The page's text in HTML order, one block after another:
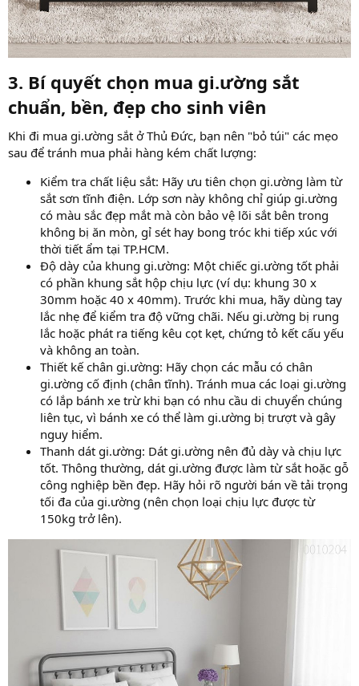
3. Bí quyết chọn mua gi.ường sắt
chuẩn, bền, đẹp cho sinh viên
Khi đi mua gi.ường sắt ở Thủ Đức, bạn nên "bỏ túi" các mẹo
sau để tránh mua phải hàng kém chất lượng:
Kiểm tra chất liệu sắt: Hãy ưu tiên chọn gi.ường làm từ
sắt sơn tĩnh điện. Lớp sơn này không chỉ giúp gi.ường
có màu sắc đẹp mắt mà còn bảo vệ lõi sắt bên trong
không bị ăn mòn, gỉ sét hay bong tróc khi tiếp xúc với
thời tiết ẩm tại TP.HCM.
Độ dày của khung gi.ường: Một chiếc gi.ường tốt phải
có phần khung sắt hộp chịu lực (ví dụ: khung 30 x
30mm hoặc 40 x 40mm). Trước khi mua, hãy dùng tay
lắc nhẹ để kiểm tra độ vững chãi. Nếu gi.ường bị rung
lắc hoặc phát ra tiếng kêu cọt kẹt, chứng tỏ kết cấu yếu
và không an toàn.
Thiết kế chân gi.ường: Hãy chọn các mẫu có chân
gi.ường cố định (chân tĩnh). Tránh mua các loại gi.ường
có lắp bánh xe trừ khi bạn có nhu cầu di chuyển chúng
liên tục, vì bánh xe có thể làm gi.ường bị trượt và gây
nguy hiểm.
Thanh dát gi.ường: Dát gi.ường nên đủ dày và chịu lực
tốt. Thông thường, dát gi.ường được làm từ sắt hoặc gỗ
công nghiệp bền đẹp. Hãy hỏi rõ người bán về tải trọng
tối đa của gi.ường (nên chọn loại chịu lực được từ
150kg trở lên).